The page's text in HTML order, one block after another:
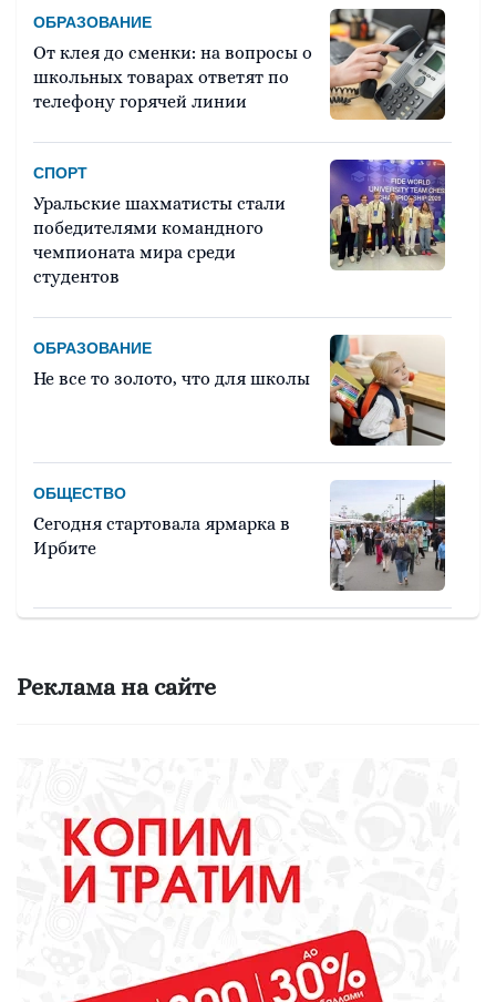
ОБРАЗОВАНИЕ
От клея до сменки: на вопросы о
школьных товарах ответят по
телефону горячей линии
СПОРТ
Уральские шахматисты стали
победителями командного
чемпионата мира среди
студентов
ОБРАЗОВАНИЕ
Не все то золото, что для школы
ОБЩЕСТВО
Сегодня стартовала ярмарка в
Ирбите
свалку!
Наше здоровье - не статистика.
Но цифры заставляют
задуматься
Борьба за депутатские кресла
набирает обороты. Будет жарко
Реклама на сайте